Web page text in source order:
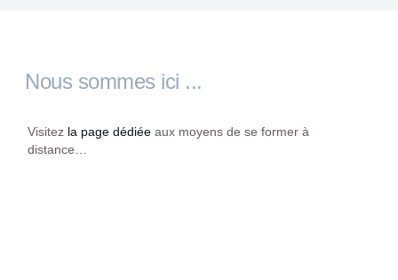
Nous sommes ici ...
Visitez la page dédiée aux moyens de se former à
distance…